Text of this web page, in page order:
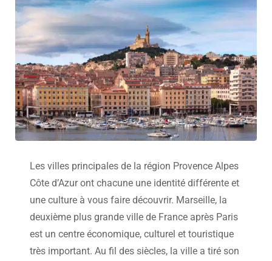
Les villes principales de la région Provence Alpes
Côte d’Azur ont chacune une identité différente et
une culture à vous faire découvrir. Marseille, la
deuxième plus grande ville de France après Paris
est un centre économique, culturel et touristique
très important. Au fil des siècles, la ville a tiré son